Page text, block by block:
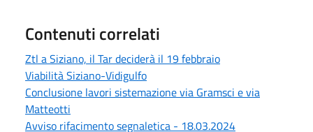
Contenuti correlati
Ztl a Siziano, il Tar deciderà il 19 febbraio
Viabilità Siziano-Vidigulfo
Conclusione lavori sistemazione via Gramsci e via
Matteotti
Avviso rifacimento segnaletica - 18.03.2024